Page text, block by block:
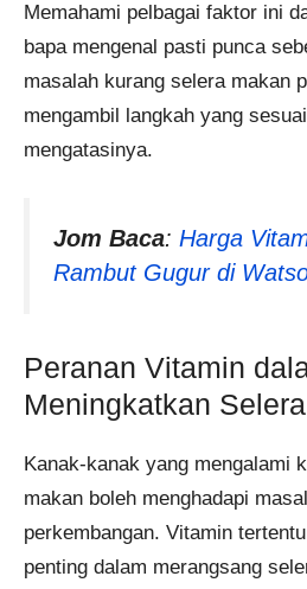
Memahami pelbagai faktor ini
bapa mengenal pasti punca
masalah kurang selera makan
mengambil langkah yang
mengatasinya.
Jom Baca: Harga
Rambut Gugur di
Peranan Vitamin
Meningkatkan
Kanak-kanak yang mengalami
makan boleh menghadapi
perkembangan. Vitamin
penting dalam merangsang